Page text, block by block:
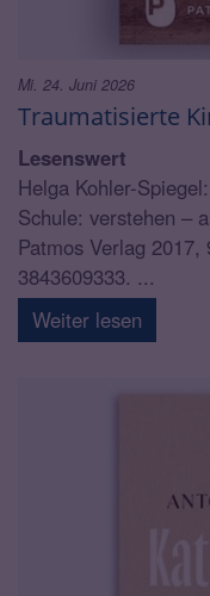
Traumatisierte
Mi. 24. Juni 2026
Lesenswert
Helga Kohler-
Schule: verstehen –
Patmos Verlag
3843609333. ...
Weiter lesen